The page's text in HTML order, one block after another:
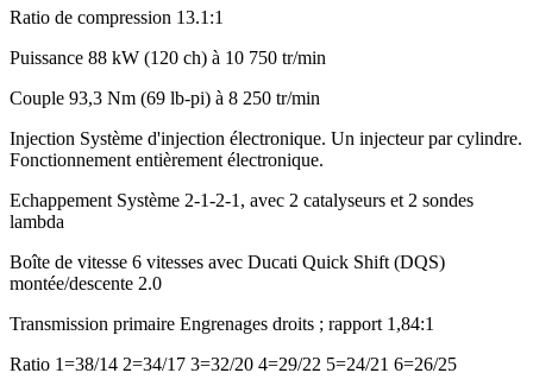
Ratio de compression 13.1:1
Puissance 88 kW (120 ch) à 10 750 tr/min
Couple 93,3 Nm (69 lb-pi) à 8 250 tr/min
Injection Système d'injection électronique. Un injecteur par cylindre.
Fonctionnement entièrement électronique.
Echappement Système 2-1-2-1, avec 2 catalyseurs et 2 sondes
lambda
Boîte de vitesse 6 vitesses avec Ducati Quick Shift (DQS)
montée/descente 2.0
Transmission primaire Engrenages droits ; rapport 1,84:1
Ratio 1=38/14 2=34/17 3=32/20 4=29/22 5=24/21 6=26/25